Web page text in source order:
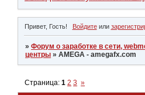
Привет, Гость! Войдитеили
»Форум о заработке в сети,
центры »AMEGA - amegafx.com
Страница:1 2 3 »